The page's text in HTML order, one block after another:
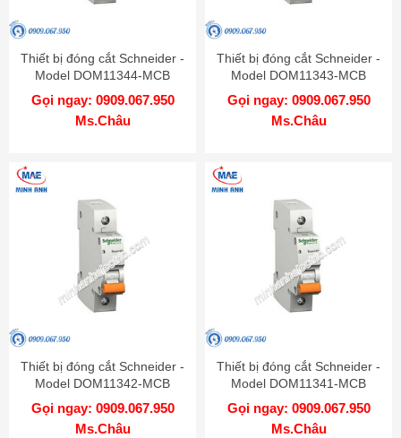
Thiết bị đóng cắt Schneider -
Model DOM11344-MCB
Gọi ngay: 0909.067.950
Ms.Châu
Thiết bị đóng cắt Schneider -
Model DOM11343-MCB
Gọi ngay: 0909.067.950
Ms.Châu
Thiết bị đóng cắt Schneider -
Model DOM11342-MCB
Gọi ngay: 0909.067.950
Ms.Châu
Thiết bị đóng cắt Schneider -
Model DOM11341-MCB
Gọi ngay: 0909.067.950
Ms.Châu